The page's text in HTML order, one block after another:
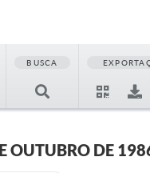
BUSCA
OUTUBRO DE